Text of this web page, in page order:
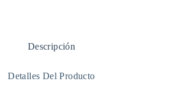
Descripción
Detalles Del Producto